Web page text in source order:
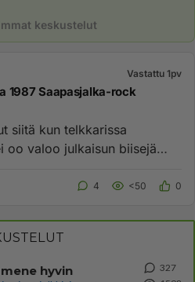
keskustelut
Vastattu 1pv
1987 Saapasjalka-rock
siitä kun telkkarissa
oo valoo julkaisun biisejä
4 <50 0
hyvin
327